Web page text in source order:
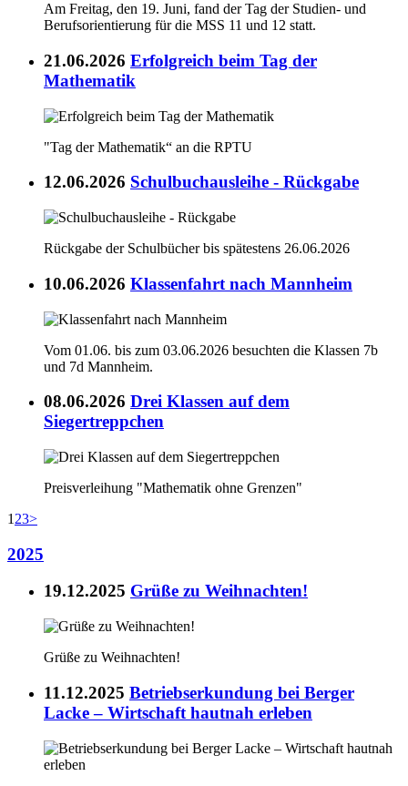
Am Freitag, den 19. Juni, fand der Tag der Studien- und
Berufsorientierung für die MSS 11 und 12 statt.
21.06.2026 Erfolgreich beim Tag der
Mathematik
"Tag der Mathematik“ an die RPTU
12.06.2026 Schulbuchausleihe - Rückgabe
Rückgabe der Schulbücher bis spätestens 26.06.2026
10.06.2026 Klassenfahrt nach Mannheim
Vom 01.06. bis zum 03.06.2026 besuchten die Klassen 7b
und 7d Mannheim.
08.06.2026 Drei Klassen auf dem
Siegertreppchen
Preisverleihung "Mathematik ohne Grenzen"
1 23>
2025
19.12.2025 Grüße zu Weihnachten!
Grüße zu Weihnachten!
11.12.2025 Betriebserkundung bei Berger
Lacke – Wirtschaft hautnah erleben